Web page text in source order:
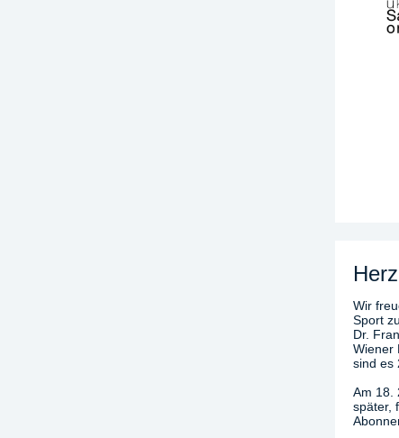
Wir
Sport
Dr.
Wiener
sind es
Am 18.
später,